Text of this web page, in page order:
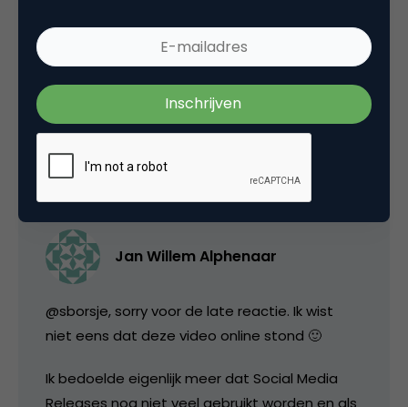
Tags
event
2 Reacties
Jan Willem Alphenaar
@sborsje, sorry voor de late reactie. Ik wist
niet eens dat deze video online stond 🙂
Ik bedoelde eigenlijk meer dat Social Media
Releases nog niet veel gebruikt worden en als